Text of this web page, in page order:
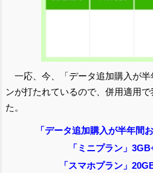
一応、今、「データ追加購入が
ンが打たれているので、併用適用
た。
「データ追加購入が半年間
「ミニプラン」
「スマホプラン」